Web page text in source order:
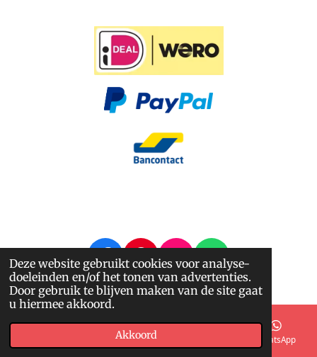
Deze website gebruikt cookies voor analyse-
doeleinden en/of het tonen van advertenties.
Door gebruik te blijven maken van de site gaat
u hiermee akkoord.
Akkoord
F
a
c
e
o
P
i
n
e
r
I
n
s
g
W
h
a
A
© 2014 - 2026 Nappi.nl
Telefoonnummer WhatsApp